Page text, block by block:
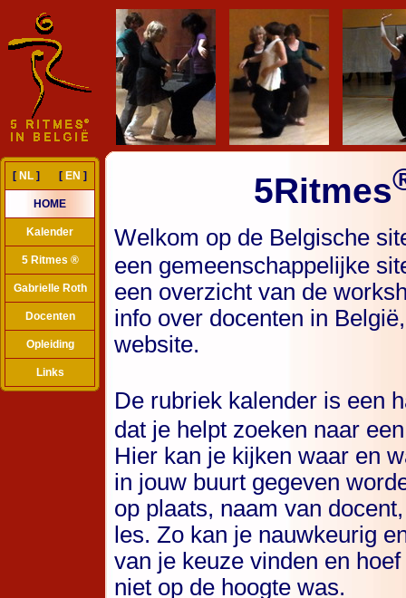
[ NL ] [ EN ]
HOME
Kalender
5 Ritmes ®
Gabrielle Roth
Docenten
Opleiding
Links
5Ritmes
Welkom op de Belgische
een gemeenschappelijke
een overzicht van de
info over docenten in
website.
De rubriek kalender is een
dat je helpt zoeken naar
Hier kan je kijken waar en
in jouw buurt gegeven
op plaats, naam van
les. Zo kan je nauwkeurig
van je keuze vinden en
niet op de hoogte was.